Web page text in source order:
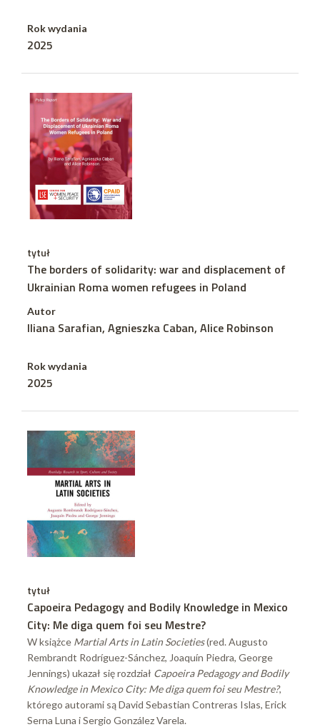
Rok wydania
2025
tytuł
The borders of solidarity: war and displacement of
Ukrainian Roma women refugees in Poland
Autor
Iliana Sarafian, Agnieszka Caban, Alice Robinson
Rok wydania
2025
tytuł
Capoeira Pedagogy and Bodily Knowledge in Mexico
City: Me diga quem foi seu Mestre?
W książce Martial Arts in Latin Societies(red. Augusto
Rembrandt Rodríguez-Sánchez, Joaquín Piedra, George
Jennings) ukazał się rozdział Capoeira Pedagogy and Bodily
Knowledge in Mexico City: Me diga quem foi seu Mestre?,
którego autorami są David Sebastian Contreras Islas, Erick
Serna Luna i Sergio González Varela.